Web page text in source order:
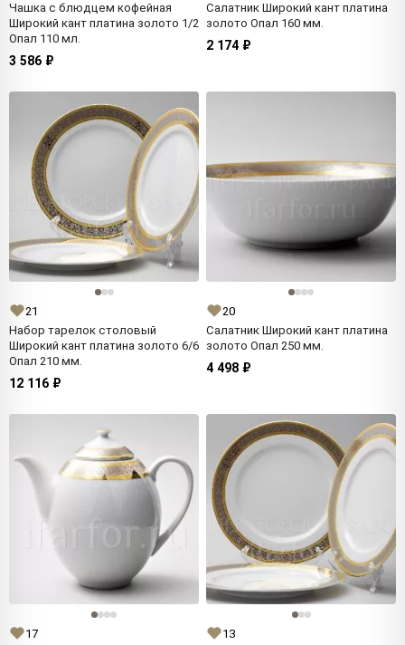
Чашка с блюдцем кофейная
Широкий кант платина золото 1/2
Опал 110 мл.
3 586 ₽
Салатник Широкий кант платина
золото Опал 160 мм.
2 174 ₽
21
Набор тарелок столовый
Широкий кант платина золото 6/6
Опал 210 мм.
12 116 ₽
20
Салатник Широкий кант платина
золото Опал 250 мм.
4 498 ₽
17
13